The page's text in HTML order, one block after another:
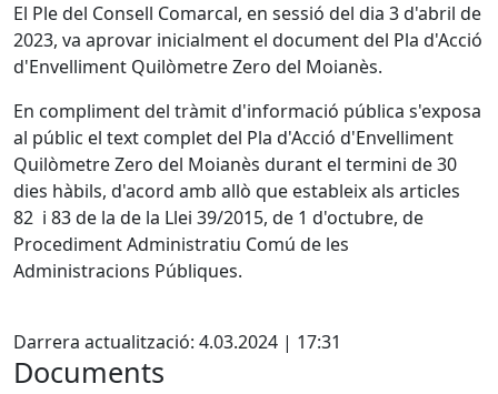
El Ple del Consell Comarcal, en sessió del dia 3 d'abril de
2023, va aprovar inicialment el document del Pla d'Acció
d'Envelliment Quilòmetre Zero del Moianès.
En compliment del tràmit d'informació pública s'exposa
al públic el text complet del Pla d'Acció d'Envelliment
Quilòmetre Zero del Moianès durant el termini de 30
dies hàbils, d'acord amb allò que estableix als articles
82 i 83 de la de la Llei 39/2015, de 1 d'octubre, de
Procediment Administratiu Comú de les
Administracions Públiques.
Darrera actualització: 4.03.2024 | 17:31
Documents